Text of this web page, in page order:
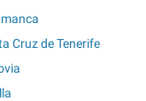
Cruz de Tenerife